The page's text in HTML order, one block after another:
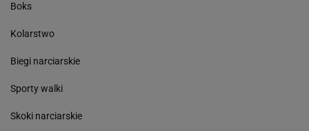
Boks
Kolarstwo
Biegi narciarskie
Sporty walki
Skoki narciarskie